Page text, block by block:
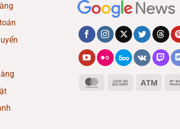
MasterCard
Cash
Atm